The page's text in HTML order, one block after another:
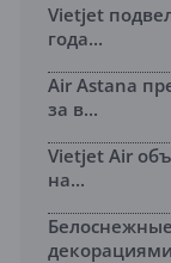
Vietjet
года...
Air Astana
за в...
Vietjet Air
на...